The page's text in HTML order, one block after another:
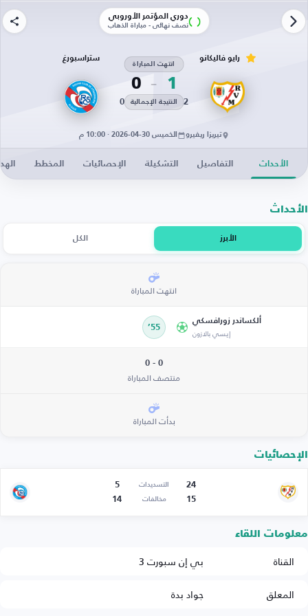
دوري المؤتمر الأوروبي
نصف نهائي - مباراة الذهاب
1
انتهت المباراة
0
2 النتيجة الإجمالية 0
ستراسبورغ
تيريزا ريفيرو الخميس 30-04-2026 · 10:00 م
الأحداث التفاصيل التشكيلة الإحصائيات المخطط
الأحداث
الأبرز الكل
انتهت المباراة
ألكساندر زورافسكي
إيسي بالازون 55’
0 - 0
منتصف المباراة
بدأت المباراة
الإحصائيات
24 التسديدات
5
15
مخالفات 14
معلومات اللقاء
القناة
بي إن سبورت 3
المعلق
جواد بدة